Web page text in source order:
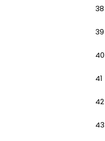
38
39
40
41
42
43